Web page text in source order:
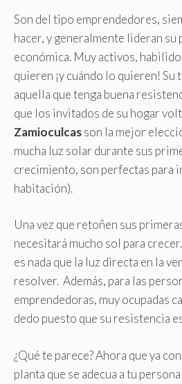
Son del tipo emprendedores,
hacer, y generalmente lideran su
económica. Muy activos,
quieren ¡y cuándo lo quieren! Su
aquella que tenga buena
que los invitados de su hogar
Zamioculcasson la mejor
mucha luz solar durante sus
crecimiento, son perfectas para
habitación).
Una vez que retoñen sus
necesitará mucho sol para
es nada que la luz directa en la
resolver. Además, para las
emprendedoras, muy ocupadas
dedo puesto que su resistencia
¿Qué te parece? Ahora que ya
planta que se adecua a tu